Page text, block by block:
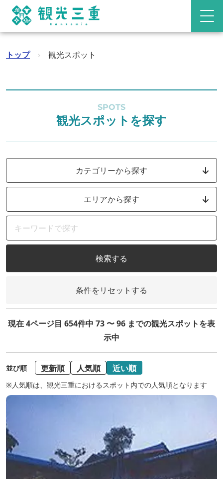
トップ › 観光スポット
SPOTS
観光スポットを探す
カテゴリーから探す
エリアから探す
検索する
条件をリセットする
現在 4ページ目 654件中 73 〜 96 までの観光スポットを表
示中
並び順 更新順 人気順 近い順
※人気順は、観光三重におけるスポット内での人気順となります